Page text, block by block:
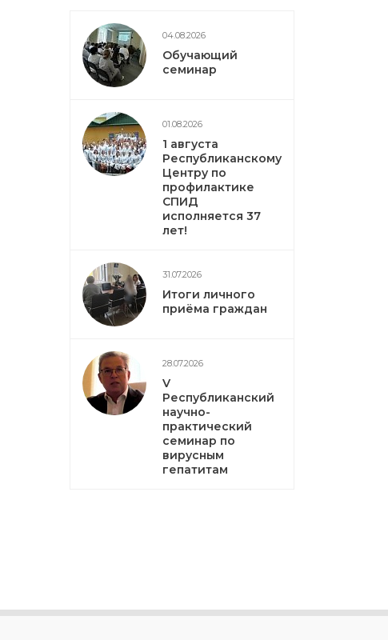
04.08.2026
Обучающий
семинар
01.08.2026
1 августа
Республиканскому
Центру по
профилактике
СПИД
исполняется 37
лет!
31.07.2026
Итоги личного
приёма граждан
28.07.2026
V
Республиканский
научно-
практический
семинар по
вирусным
гепатитам